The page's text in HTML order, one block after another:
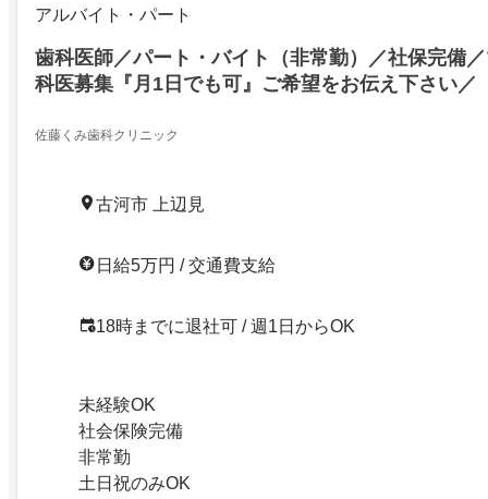
アルバイト・パート
歯科医師／パート・バイト（非常勤）／社保完備
科医募集『月1日でも可』ご希望をお伝え下さい／
佐藤くみ歯科クリニック
古河市 上辺見
日給5万円 / 交通費支給
18時までに退社可 / 週1日からOK
未経験OK
社会保険完備
非常勤
土日祝のみOK